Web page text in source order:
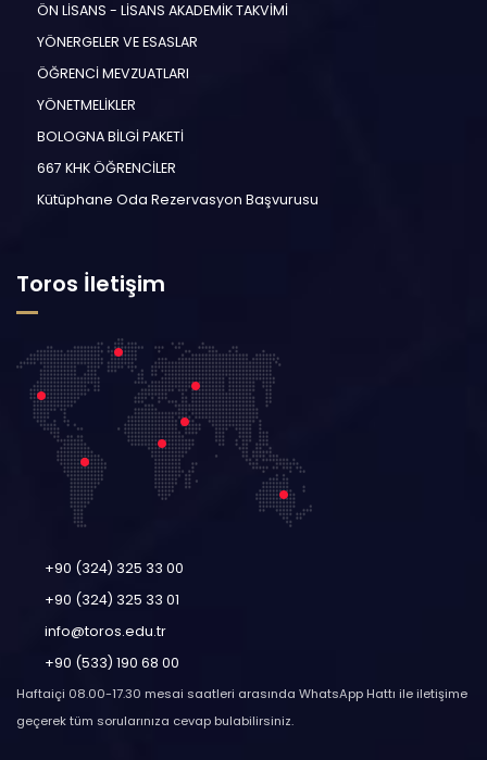
ÖN LİSANS - LİSANS AKADEMİK TAKVİMİ
YÖNERGELER VE ESASLAR
ÖĞRENCİ MEVZUATLARI
YÖNETMELİKLER
BOLOGNA BİLGİ PAKETİ
667 KHK ÖĞRENCİLER
Kütüphane Oda Rezervasyon Başvurusu
Toros İletişim
+90 (324) 325 33 00
+90 (324) 325 33 01
info@toros.edu.tr
+90 (533) 190 68 00
Haftaiçi 08.00-17.30 mesai saatleri arasında WhatsApp Hattı ile iletişime
geçerek tüm sorularınıza cevap bulabilirsiniz.